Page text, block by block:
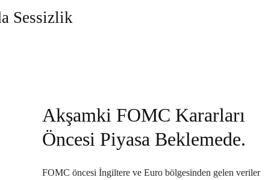
Sessizlik
Akşamki FOMC Kararları
Öncesi Piyasa Beklemede.
FOMC öncesi İngiltere ve Euro bölgesinden gelen veriler